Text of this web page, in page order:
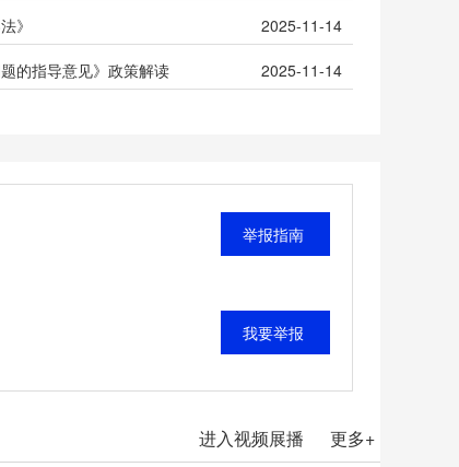
》 2025-11-14
的指导意见》政策解读 2025-11-14
举报指南
我要举报
进入视频展播 更多+